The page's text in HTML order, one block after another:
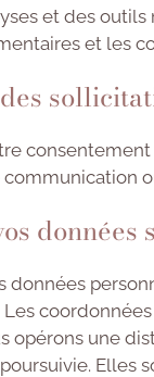
et des
et les
données
données
opérons une
Elles